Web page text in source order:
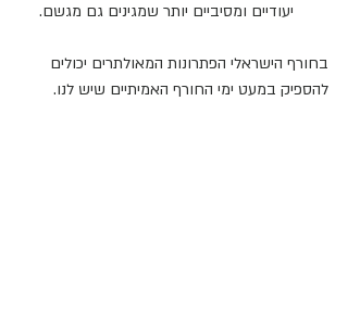
יעודיים ומסיביים יותר שמגינים גם מגשם.
בחורף הישראלי הפתרונות המאולתרים יכולים
להספיק במעט ימי החורף האמיתיים שיש לנו.